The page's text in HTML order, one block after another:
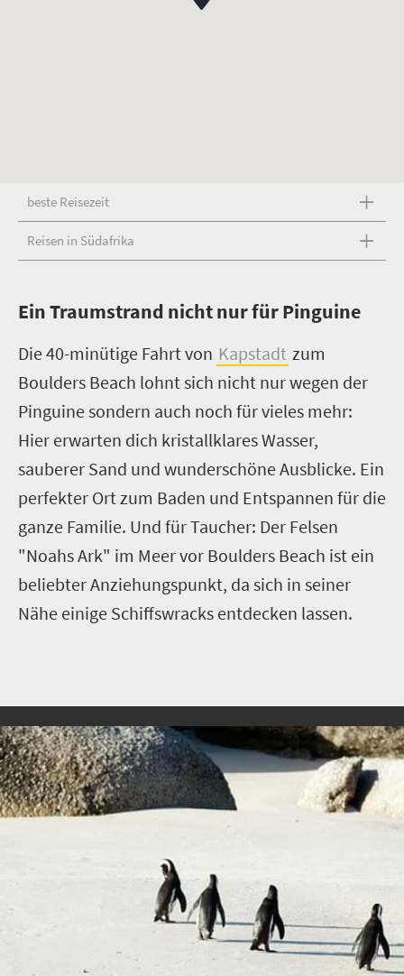
beste Reisezeit
Reisen in Südafrika
Ein Traumstrand nicht nur für Pinguine
Die 40-minütige Fahrt von Kapstadt zum
Boulders Beach lohnt sich nicht nur wegen der
Pinguine sondern auch noch für vieles mehr:
Hier erwarten dich kristallklares Wasser,
sauberer Sand und wunderschöne Ausblicke. Ein
perfekter Ort zum Baden und Entspannen für die
ganze Familie. Und für Taucher: Der Felsen
"Noahs Ark" im Meer vor Boulders Beach ist ein
beliebter Anziehungspunkt, da sich in seiner
Nähe einige Schiffswracks entdecken lassen.